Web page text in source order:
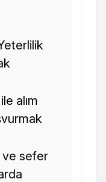
alım
ve sefer